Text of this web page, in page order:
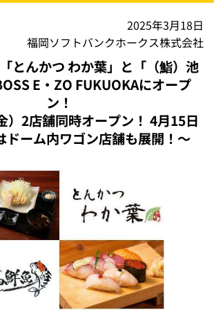
2025年3月18日
福岡ソフトバンクホークス株式会社
とんかつ わか葉」と「（鮨）池
E・ZO FUKUOKAにオープ
ン！
）2店舗同時オープン！ 4月15日
ドーム内ワゴン店舗も展開！～